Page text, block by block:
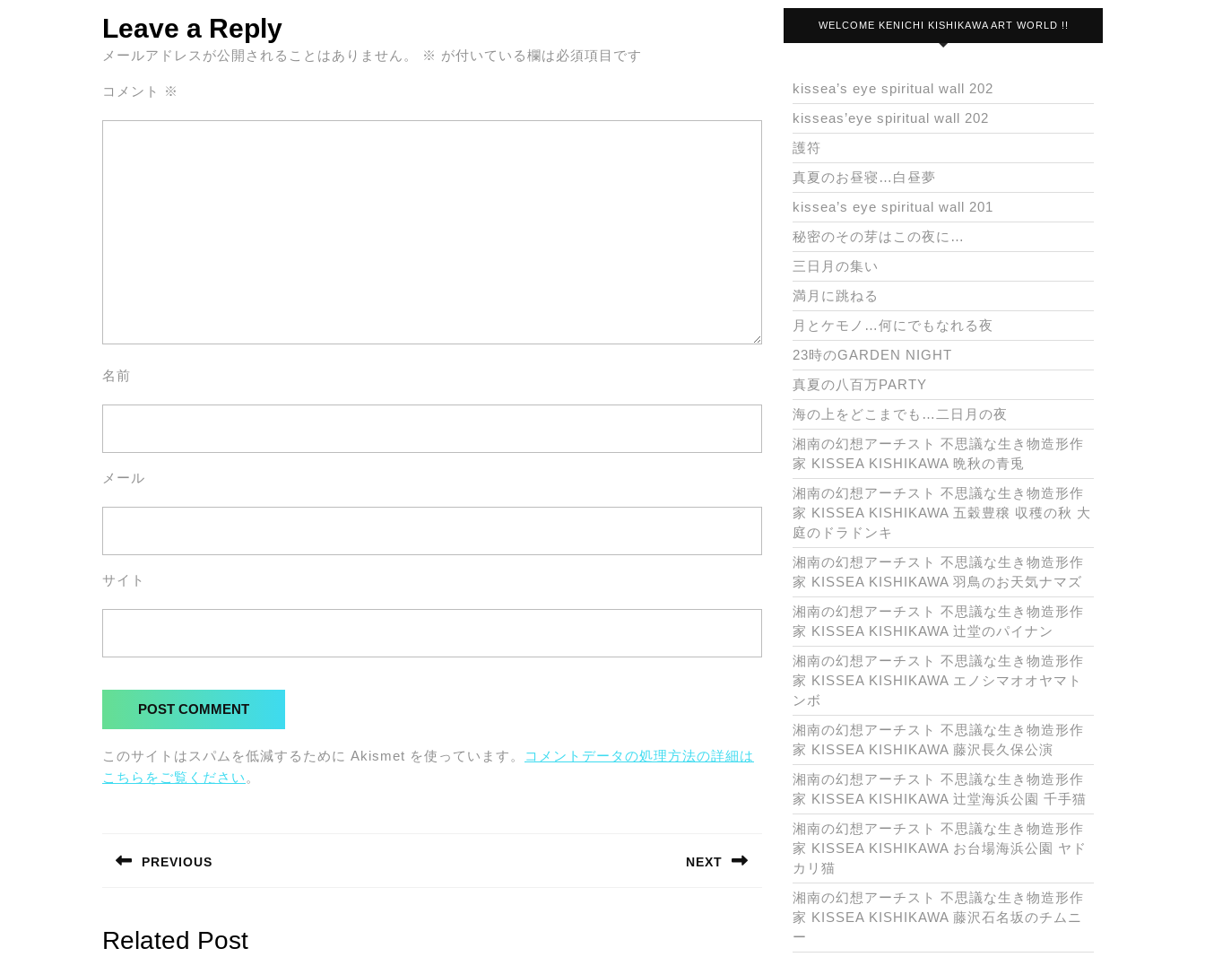
Leave a Reply
メールアドレスが公開されることはありません。 ※ が付いている欄は必須項目です
コメント ※
名前
メール
サイト
このサイトはスパムを低減するために Akismet を使っています。
コメントデータの処理方法の詳細は
こちらをご覧ください 。
稿
PREVIOUS NEXT
Related Post
WELCOME KENICHI KISHIKAWA ART WORLD !!
kissea’s eye spiritual wall 202
kisseas’eye spiritual wall 202
護符
真夏のお昼寝…白昼夢
kissea’s eye spiritual wall 201
秘密のその芽はこの夜に…
三日月の集い
満月に跳ねる
月とケモノ…何にでもなれる夜
23時のGARDEN NIGHT
真夏の八百万PARTY
海の上をどこまでも…二日月の夜
湘南の幻想アーチスト 不思議な生き物造形作
家 KISSEA KISHIKAWA 晩秋の青兎
湘南の幻想アーチスト 不思議な生き物造形作
家 KISSEA KISHIKAWA 五穀豊穣 収穫の秋 大
庭のドラドンキ
湘南の幻想アーチスト 不思議な生き物造形作
家 KISSEA KISHIKAWA 羽鳥のお天気ナマズ
湘南の幻想アーチスト 不思議な生き物造形作
家 KISSEA KISHIKAWA 辻堂のパイナン
湘南の幻想アーチスト 不思議な生き物造形作
家 KISSEA KISHIKAWA エノシマオオヤマト
ンボ
湘南の幻想アーチスト 不思議な生き物造形作
家 KISSEA KISHIKAWA 藤沢長久保公演
湘南の幻想アーチスト 不思議な生き物造形作
家 KISSEA KISHIKAWA 辻堂海浜公園 千手猫
湘南の幻想アーチスト 不思議な生き物造形作
家 KISSEA KISHIKAWA お台場海浜公園 ヤド
カリ猫
湘南の幻想アーチスト 不思議な生き物造形作
家 KISSEA KISHIKAWA 藤沢石名坂のチムニ
ー